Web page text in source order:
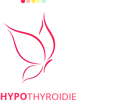
HYPOTHYROIDIE